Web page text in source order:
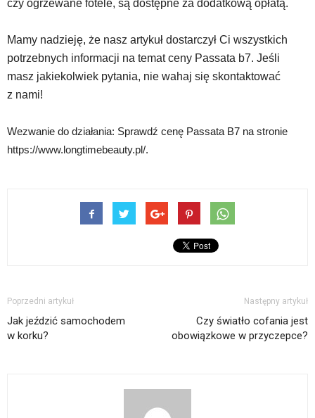
czy ogrzewane fotele, są dostępne za dodatkową opłatą.
Mamy nadzieję, że nasz artykuł dostarczył Ci wszystkich
potrzebnych informacji na temat ceny Passata b7. Jeśli
masz jakiekolwiek pytania, nie wahaj się skontaktować
z nami!
Wezwanie do działania: Sprawdź cenę Passata B7 na stronie
https://www.longtimebeauty.pl/.
Poprzedni artykuł
Jak jeździć samochodem
w korku?
Następny artykuł
Czy światło cofania jest
obowiązkowe w przyczepce?